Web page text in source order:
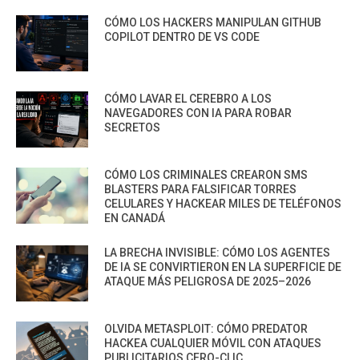
CÓMO LOS HACKERS MANIPULAN GITHUB
COPILOT DENTRO DE VS CODE
CÓMO LAVAR EL CEREBRO A LOS
NAVEGADORES CON IA PARA ROBAR
SECRETOS
CÓMO LOS CRIMINALES CREARON SMS
BLASTERS PARA FALSIFICAR TORRES
CELULARES Y HACKEAR MILES DE TELÉFONOS
EN CANADÁ
LA BRECHA INVISIBLE: CÓMO LOS AGENTES
DE IA SE CONVIRTIERON EN LA SUPERFICIE DE
ATAQUE MÁS PELIGROSA DE 2025–2026
OLVIDA METASPLOIT: CÓMO PREDATOR
HACKEA CUALQUIER MÓVIL CON ATAQUES